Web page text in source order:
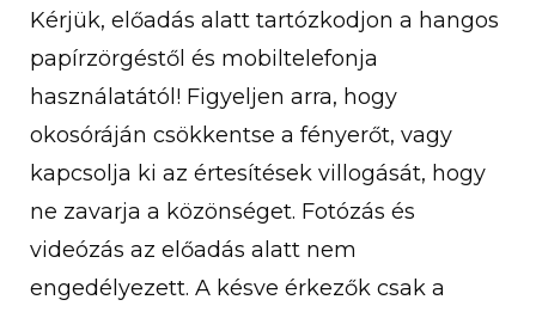
Kérjük, előadás alatt tartózkodjon a hangos
papírzörgéstől és mobiltelefonja
használatától! Figyeljen arra, hogy
okosóráján csökkentse a fényerőt, vagy
kapcsolja ki az értesítések villogását, hogy
ne zavarja a közönséget. Fotózás és
videózás az előadás alatt nem
engedélyezett. A késve érkezők csak a